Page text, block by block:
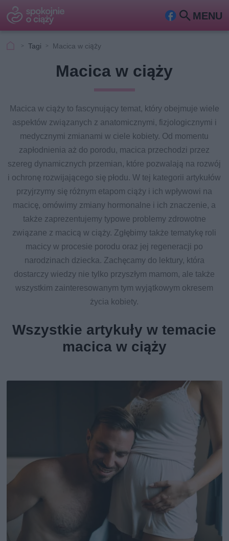
MENU
Fa Szu
Tagi Macica w ciąży
Macica w ciąży
Macica w ciąży to fascynujący temat, który obejmuje wiele
aspektów związanych z anatomicznymi, fizjologicznymi i
medycznymi zmianami w ciele kobiety. Od momentu
zapłodnienia aż do porodu, macica przechodzi przez
szereg dynamicznych przemian, które pozwalają na rozwój
i ochronę rozwijającego się płodu. W tej kategorii artykułów
przyjrzymy się różnym etapom ciąży i ich wpływowi na
macicę, omówimy zmiany hormonalne i ich znaczenie, a
także zaprezentujemy typowe problemy zdrowotne
związane z macicą w ciąży. Zgłębimy także tematykę roli
macicy w procesie porodu oraz jej regeneracji po
narodzinach dziecka. Zachęcamy do lektury, która
dostarczy wiedzy nie tylko przyszłym mamom, ale także
wszystkim zainteresowanym tym wyjątkowym okresem
życia kobiety.
Wszystkie artykuły w temacie
macica w ciąży